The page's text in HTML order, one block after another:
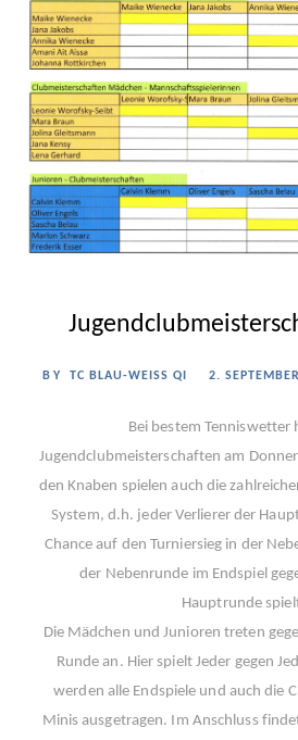
BY TC BLAU-WEISS QI 2.
Bei bestem Tenniswetter
Jugendclubmeisterschaften am
den Knaben spielen auch die
System, d.h. jeder Verlierer der
Chance auf den Turniersieg in der
der Nebenrunde im Endspiel
Hauptrunde
Die Mädchen und Junioren treten
Runde an. Hier spielt Jeder gegen
werden alle Endspiele und auch die
Minis ausgetragen. Im Anschluss